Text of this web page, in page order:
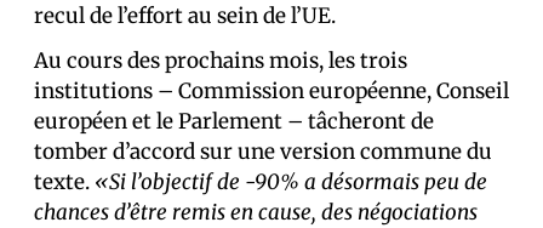
recul de l’effort au sein de l’UE.
Au cours des prochains mois, les trois
institutions – Commission européenne, Conseil
européen et le Parlement – tâcheront de
tomber d’accord sur une version commune du
texte. «Si l’objectif de -90% a désormais peu de
chances d’être remis en cause, des négociations